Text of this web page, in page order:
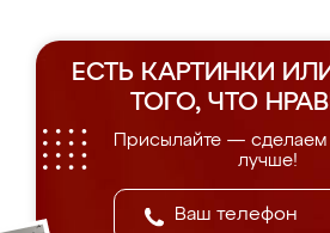
ЕСТЬ КАРТИНКИ
ТОГО, ЧТО
Присылайте —
лучше!